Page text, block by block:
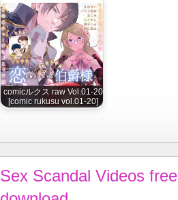
comicルクス raw Vol.01-20
[comic rukusu vol.01-20]
Sex Scandal Videos free